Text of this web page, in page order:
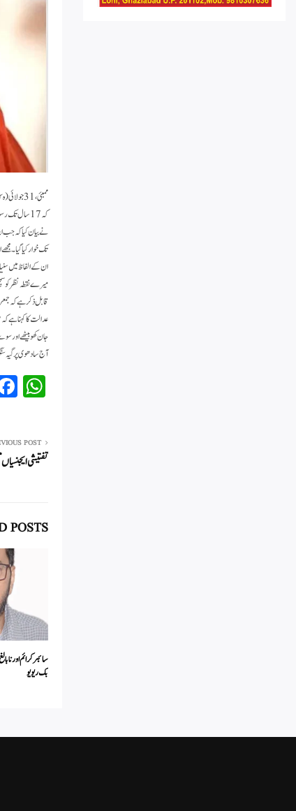
ممبئی،
کہ 17 سال
تک خوار کیا گیا۔
ان کے الفاظ میں
میرے نقطہ نظر کو
قابل ذکر ہے کہ
آج سادھوی پرگیہ
W
ha
A
pp
POST
تفتیشی
POSTS
سائبر کرائم اور
بک ریویو